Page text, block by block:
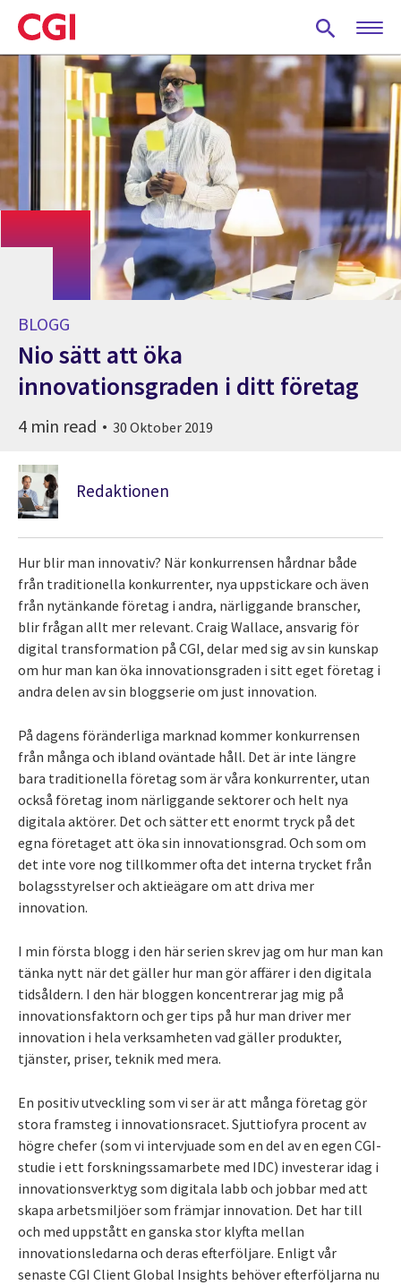
Skip
to
main
content
BLOGG
Nio sätt att öka
innovationsgraden i ditt företag
4 min read 30 Oktober 2019
Redaktionen
Hur blir man innovativ? När konkurrensen hårdnar både
från traditionella konkurrenter, nya uppstickare och även
från nytänkande företag i andra, närliggande branscher,
blir frågan allt mer relevant. Craig Wallace, ansvarig för
digital transformation på CGI, delar med sig av sin kunskap
om hur man kan öka innovationsgraden i sitt eget företag i
andra delen av sin bloggserie om just innovation.
På dagens föränderliga marknad kommer konkurrensen
från många och ibland oväntade håll. Det är inte längre
bara traditionella företag som är våra konkurrenter, utan
också företag inom närliggande sektorer och helt nya
digitala aktörer. Det och sätter ett enormt tryck på det
egna företaget att öka sin innovationsgrad. Och som om
det inte vore nog tillkommer ofta det interna trycket från
bolagsstyrelser och aktieägare om att driva mer
innovation.
I min första blogg i den här serien skrev jag om hur man kan
tänka nytt när det gäller hur man gör affärer i den digitala
tidsåldern. I den här bloggen koncentrerar jag mig på
innovationsfaktorn och ger tips på hur man driver mer
innovation i hela verksamheten vad gäller produkter,
tjänster, priser, teknik med mera.
En positiv utveckling som vi ser är att många företag gör
stora framsteg i innovationsracet. Sjuttiofyra procent av
högre chefer (som vi intervjuade som en del av en egen CGI-
studie i ett forskningssamarbete med IDC) investerar idag i
innovationsverktyg som digitala labb och jobbar med att
skapa arbetsmiljöer som främjar innovation. Det har till
och med uppstått en ganska stor klyfta mellan
innovationsledarna och deras efterföljare. Enligt vår
senaste CGI Client Global Insights behöver efterföljarna nu